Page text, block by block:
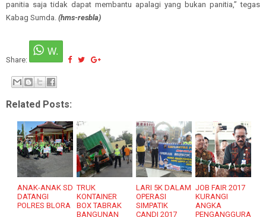
panitia saja tidak dapat membantu apalagi yang bukan panitia,”tegas
Kabag Sumda (hms-resbla)
Share:
Related Posts:
ANAK-ANAK SD
DATANGI
POLRES BLORA
TRUK
KONTAINER
BOX TABRAK
BANGUNAN
LARI 5K DALAM
OPERASI
SIMPATIK
CANDI 2017
JOB FAIR 2017
KURANGI
ANGKA
PENGANGGURA